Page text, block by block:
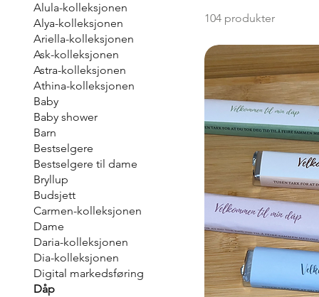
Alula-kolleksjonen
Alya-kolleksjonen
Ariella-kolleksjonen
Ask-kolleksjonen
Astra-kolleksjonen
Athina-kolleksjonen
Baby
Baby shower
Barn
Bestselgere
Bestselgere til dame
Bryllup
Budsjett
Carmen-kolleksjonen
Dame
Daria-kolleksjonen
Dia-kolleksjonen
Digital markedsføring
Dåp
104 produkter